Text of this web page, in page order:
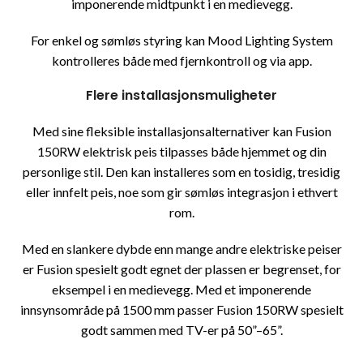
imponerende midtpunkt i en medievegg.
For enkel og sømløs styring kan Mood Lighting System
kontrolleres både med fjernkontroll og via app.
Flere installasjonsmuligheter
Med sine fleksible installasjonsalternativer kan Fusion
150RW elektrisk peis tilpasses både hjemmet og din
personlige stil. Den kan installeres som en tosidig, tresidig
eller innfelt peis, noe som gir sømløs integrasjon i ethvert
rom.
Med en slankere dybde enn mange andre elektriske peiser
er Fusion spesielt godt egnet der plassen er begrenset, for
eksempel i en medievegg. Med et imponerende
innsynsområde på 1500 mm passer Fusion 150RW spesielt
godt sammen med TV-er på 50”–65”.